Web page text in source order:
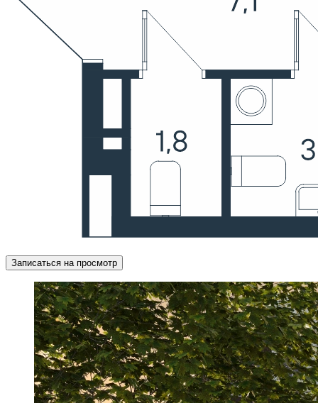
Записаться на просмотр